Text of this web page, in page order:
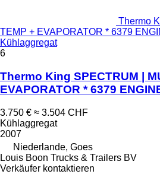
Thermo
TEMP + EVAPORATOR * 6379
Kühlaggregat
6
Thermo King SPECTRUM |
EVAPORATOR * 6379
3.750 € ≈ 3.504 CHF
Kühlaggregat
2007
Niederlande, Goes
Louis Boon Trucks & Trailers BV
Verkäufer kontaktieren